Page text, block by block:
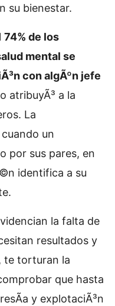
su bienestar.
74% de los
mental se
con algÃºn jefe
atribuyÃ³ a la
La
un
por sus pares, en
identifica a su
la falta de
resultados y
te torturan la
que hasta
y explotaciÃ³n